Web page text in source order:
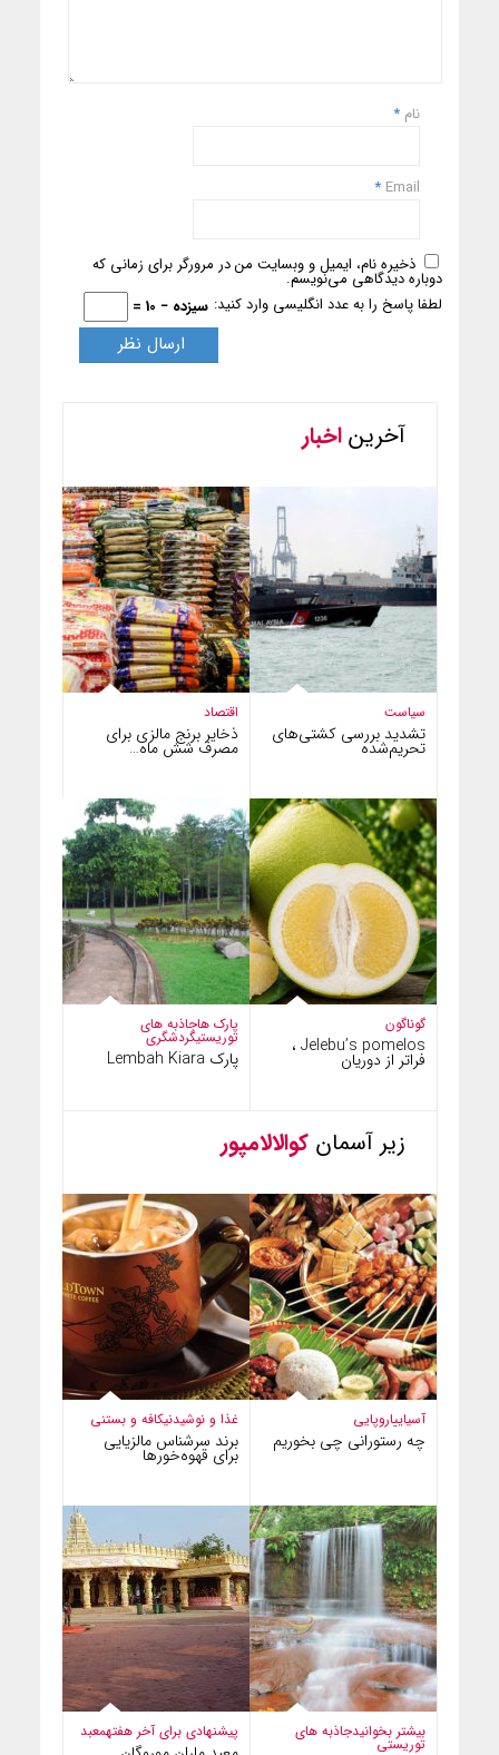
نام *
Email
*
ذخیره نام، ایمیل و وبسایت من در مرورگر برای زمانی که
دوباره دیدگاهی می‌نویسم.
لطفا پاسخ را به عدد انگلیسی وارد کنید: سیزده − 10 =
آخریناخبار
اقتصاد
ذخایر برنج مالزی برای
مصرف شش ماه…
سیاست
تشدید بررسی کشتی‌های
تحریم‌شده
پارک هاجاذبه های
توریستیگردشگری
پارک Lembah Kiara
گوناگون
Jelebu’s pomelos ،
فراتر از دوریان
زیر آسمان کوالالامپور
غذا و نوشیدنیکافه و بستنی
برند سرشناس مالزیایی
برای قهوه‌خورها
آسیاییاروپایی
چه رستورانی چی بخوریم
پیشنهادی برای آخر هفتهمعبد بیشتر بخوانیدجاذبه های
توریستی